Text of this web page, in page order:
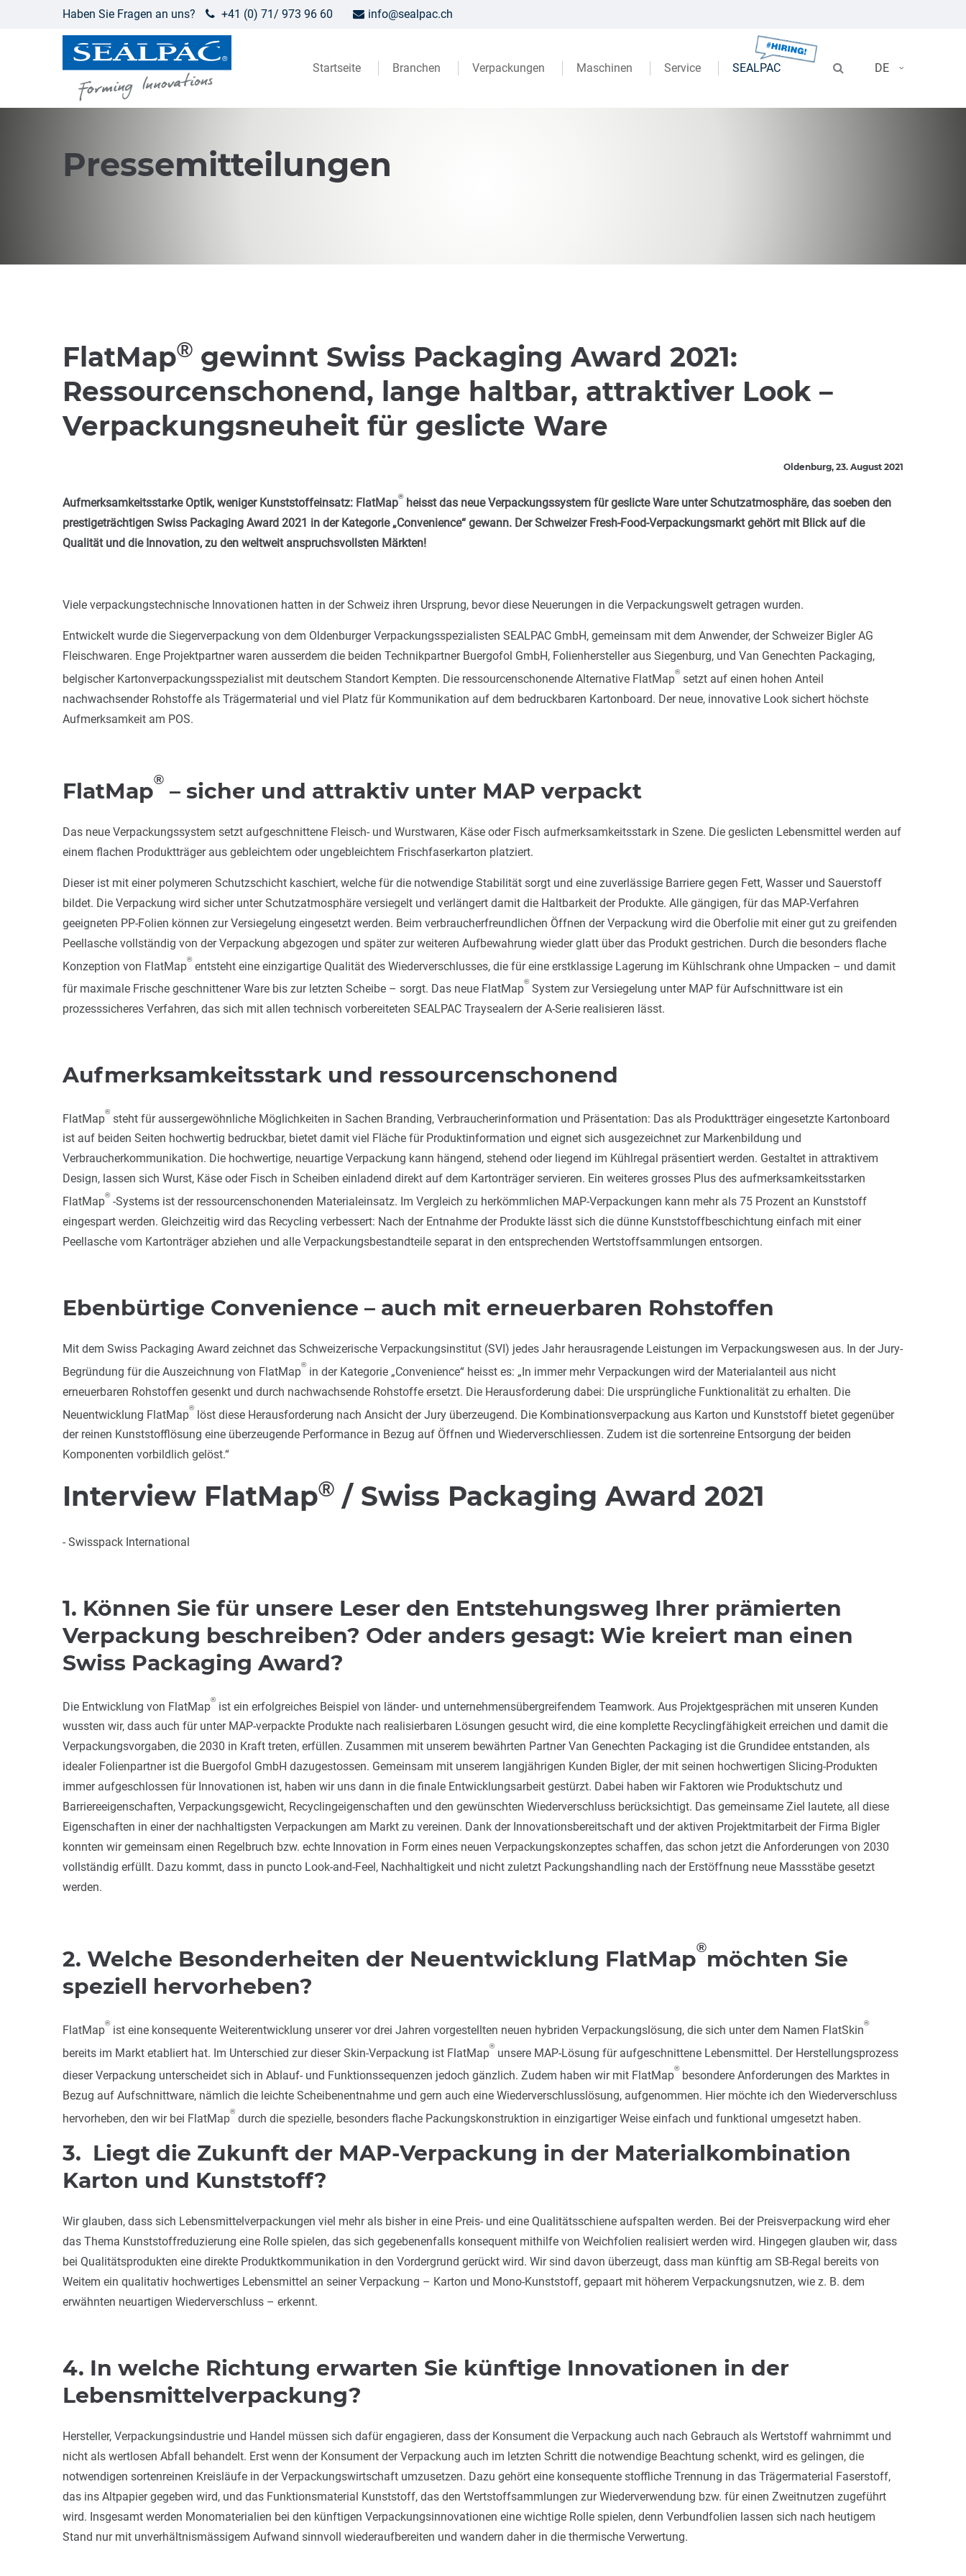
Haben Sie Fragen an uns? +41 (0) 71/ 973 96 60 info@sealpac.ch
DE
Startseite Branchen Verpackungen Maschinen Service SEALPAC
Pressemitteilungen
FlatMap® gewinnt Swiss Packaging Award 2021:
Ressourcenschonend, lange haltbar, attraktiver Look –
Verpackungsneuheit für geslicte Ware
Oldenburg, 23. August 2021
Aufmerksamkeitsstarke Optik, weniger Kunststoffeinsatz: FlatMap
®
heisst das neue Verpackungssystem für geslicte Ware unter Schutzatmosphäre, das soeben den
prestigeträchtigen Swiss Packaging Award 2021 in der Kategorie „Convenience“ gewann. Der Schweizer Fresh-Food-Verpackungsmarkt gehört mit Blick auf die
Qualität und die Innovation, zu den weltweit anspruchsvollsten Märkten!
Viele verpackungstechnische Innovationen hatten in der Schweiz ihren Ursprung, bevor diese Neuerungen in die Verpackungswelt getragen wurden.
Entwickelt wurde die Siegerverpackung von dem Oldenburger Verpackungsspezialisten SEALPAC GmbH, gemeinsam mit dem Anwender, der Schweizer Bigler AG
Fleischwaren. Enge Projektpartner waren ausserdem die beiden Technikpartner Buergofol GmbH, Folienhersteller aus Siegenburg, und Van Genechten Packaging,
belgischer Kartonverpackungsspezialist mit deutschem Standort Kempten. Die ressourcenschonende Alternative FlatMap
®
setzt auf einen hohen Anteil
nachwachsender Rohstoffe als Trägermaterial und viel Platz für Kommunikation auf dem bedruckbaren Kartonboard. Der neue, innovative Look sichert höchste
Aufmerksamkeit am POS.
FlatMap® – sicher und attraktiv unter MAP verpackt
Das neue Verpackungssystem setzt aufgeschnittene Fleisch- und Wurstwaren, Käse oder Fisch aufmerksamkeitsstark in Szene. Die geslicten Lebensmittel werden auf
einem flachen Produktträger aus gebleichtem oder ungebleichtem Frischfaserkarton platziert.
Dieser ist mit einer polymeren Schutzschicht kaschiert, welche für die notwendige Stabilität sorgt und eine zuverlässige Barriere gegen Fett, Wasser und Sauerstoff
bildet. Die Verpackung wird sicher unter Schutzatmosphäre versiegelt und verlängert damit die Haltbarkeit der Produkte. Alle gängigen, für das MAP-Verfahren
geeigneten PP-Folien können zur Versiegelung eingesetzt werden. Beim verbraucherfreundlichen Öffnen der Verpackung wird die Oberfolie mit einer gut zu greifenden
Peellasche vollständig von der Verpackung abgezogen und später zur weiteren Aufbewahrung wieder glatt über das Produkt gestrichen. Durch die besonders flache
Konzeption von FlatMap
®
entsteht eine einzigartige Qualität des Wiederverschlusses, die für eine erstklassige Lagerung im Kühlschrank ohne Umpacken – und damit
für maximale Frische geschnittener Ware bis zur letzten Scheibe – sorgt. Das neue FlatMap
®
System zur Versiegelung unter MAP für Aufschnittware ist ein
prozesssicheres Verfahren, das sich mit allen technisch vorbereiteten SEALPAC Traysealern der A-Serie realisieren lässt.
Aufmerksamkeitsstark und ressourcenschonend
FlatMap
®
steht für aussergewöhnliche Möglichkeiten in Sachen Branding, Verbraucherinformation und Präsentation: Das als Produktträger eingesetzte Kartonboard
ist auf beiden Seiten hochwertig bedruckbar, bietet damit viel Fläche für Produktinformation und eignet sich ausgezeichnet zur Markenbildung und
Verbraucherkommunikation. Die hochwertige, neuartige Verpackung kann hängend, stehend oder liegend im Kühlregal präsentiert werden. Gestaltet in attraktivem
Design, lassen sich Wurst, Käse oder Fisch in Scheiben einladend direkt auf dem Kartonträger servieren. Ein weiteres grosses Plus des aufmerksamkeitsstarken
FlatMap
®
-Systems ist der ressourcenschonenden Materialeinsatz. Im Vergleich zu herkömmlichen MAP-Verpackungen kann mehr als 75 Prozent an Kunststoff
eingespart werden. Gleichzeitig wird das Recycling verbessert: Nach der Entnahme der Produkte lässt sich die dünne Kunststoffbeschichtung einfach mit einer
Peellasche vom Kartonträger abziehen und alle Verpackungsbestandteile separat in den entsprechenden Wertstoffsammlungen entsorgen.
Ebenbürtige Convenience – auch mit erneuerbaren Rohstoffen
Mit dem Swiss Packaging Award zeichnet das Schweizerische Verpackungsinstitut (SVI) jedes Jahr herausragende Leistungen im Verpackungswesen aus. In der Jury-
Begründung für die Auszeichnung von FlatMap
®
in der Kategorie „Convenience“ heisst es: „In immer mehr Verpackungen wird der Materialanteil aus nicht
erneuerbaren Rohstoffen gesenkt und durch nachwachsende Rohstoffe ersetzt. Die Herausforderung dabei: Die ursprüngliche Funktionalität zu erhalten. Die
Neuentwicklung FlatMap
®
löst diese Herausforderung nach Ansicht der Jury überzeugend. Die Kombinationsverpackung aus Karton und Kunststoff bietet gegenüber
der reinen Kunststofflösung eine überzeugende Performance in Bezug auf Öffnen und Wiederverschliessen. Zudem ist die sortenreine Entsorgung der beiden
Komponenten vorbildlich gelöst.“
Interview FlatMap® / Swiss Packaging Award 2021
- Swisspack International
1. Können Sie für unsere Leser den Entstehungsweg Ihrer prämierten
Verpackung beschreiben? Oder anders gesagt: Wie kreiert man einen
Swiss Packaging Award?
Die Entwicklung von FlatMap
®
ist ein erfolgreiches Beispiel von länder- und unternehmensübergreifendem Teamwork. Aus Projektgesprächen mit unseren Kunden
wussten wir, dass auch für unter MAP-verpackte Produkte nach realisierbaren Lösungen gesucht wird, die eine komplette Recyclingfähigkeit erreichen und damit die
Verpackungsvorgaben, die 2030 in Kraft treten, erfüllen. Zusammen mit unserem bewährten Partner Van Genechten Packaging ist die Grundidee entstanden, als
idealer Folienpartner ist die Buergofol GmbH dazugestossen. Gemeinsam mit unserem langjährigen Kunden Bigler, der mit seinen hochwertigen Slicing-Produkten
immer aufgeschlossen für Innovationen ist, haben wir uns dann in die finale Entwicklungsarbeit gestürzt. Dabei haben wir Faktoren wie Produktschutz und
Barriereeigenschaften, Verpackungsgewicht, Recyclingeigenschaften und den gewünschten Wiederverschluss berücksichtigt. Das gemeinsame Ziel lautete, all diese
Eigenschaften in einer der nachhaltigsten Verpackungen am Markt zu vereinen. Dank der Innovationsbereitschaft und der aktiven Projektmitarbeit der Firma Bigler
konnten wir gemeinsam einen Regelbruch bzw. echte Innovation in Form eines neuen Verpackungskonzeptes schaffen, das schon jetzt die Anforderungen von 2030
vollständig erfüllt. Dazu kommt, dass in puncto Look-and-Feel, Nachhaltigkeit und nicht zuletzt Packungshandling nach der Erstöffnung neue Massstäbe gesetzt
werden.
2. Welche Besonderheiten der Neuentwicklung FlatMap®möchten Sie
speziell hervorheben?
FlatMap
®
ist eine konsequente Weiterentwicklung unserer vor drei Jahren vorgestellten neuen hybriden Verpackungslösung, die sich unter dem Namen FlatSkin
®
bereits im Markt etabliert hat. Im Unterschied zur dieser Skin-Verpackung ist FlatMap
®
unsere MAP-Lösung für aufgeschnittene Lebensmittel. Der Herstellungsprozess
dieser Verpackung unterscheidet sich in Ablauf- und Funktionssequenzen jedoch gänzlich. Zudem haben wir mit FlatMap
®
besondere Anforderungen des Marktes in
Bezug auf Aufschnittware, nämlich die leichte Scheibenentnahme und gern auch eine Wiederverschlusslösung, aufgenommen. Hier möchte ich den Wiederverschluss
hervorheben, den wir bei FlatMap
®
durch die spezielle, besonders flache Packungskonstruktion in einzigartiger Weise einfach und funktional umgesetzt haben.
3. Liegt die Zukunft der MAP-Verpackung in der Materialkombination
Karton und Kunststoff?
Wir glauben, dass sich Lebensmittelverpackungen viel mehr als bisher in eine Preis- und eine Qualitätsschiene aufspalten werden. Bei der Preisverpackung wird eher
das Thema Kunststoffreduzierung eine Rolle spielen, das sich gegebenenfalls konsequent mithilfe von Weichfolien realisiert werden wird. Hingegen glauben wir, dass
bei Qualitätsprodukten eine direkte Produktkommunikation in den Vordergrund gerückt wird. Wir sind davon überzeugt, dass man künftig am SB-Regal bereits von
Weitem ein qualitativ hochwertiges Lebensmittel an seiner Verpackung – Karton und Mono-Kunststoff, gepaart mit höherem Verpackungsnutzen, wie z. B. dem
erwähnten neuartigen Wiederverschluss – erkennt.
4. In welche Richtung erwarten Sie künftige Innovationen in der
Lebensmittelverpackung?
Hersteller, Verpackungsindustrie und Handel müssen sich dafür engagieren, dass der Konsument die Verpackung auch nach Gebrauch als Wertstoff wahrnimmt und
nicht als wertlosen Abfall behandelt. Erst wenn der Konsument der Verpackung auch im letzten Schritt die notwendige Beachtung schenkt, wird es gelingen, die
notwendigen sortenreinen Kreisläufe in der Verpackungswirtschaft umzusetzen. Dazu gehört eine konsequente stoffliche Trennung in das Trägermaterial Faserstoff,
das ins Altpapier gegeben wird, und das Funktionsmaterial Kunststoff, das den Wertstoffsammlungen zur Wiederverwendung bzw. für einen Zweitnutzen zugeführt
wird. Insgesamt werden Monomaterialien bei den künftigen Verpackungsinnovationen eine wichtige Rolle spielen, denn Verbundfolien lassen sich nach heutigem
Stand nur mit unverhältnismässigem Aufwand sinnvoll wiederaufbereiten und wandern daher in die thermische Verwertung.